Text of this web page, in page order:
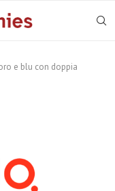
e blu con doppia